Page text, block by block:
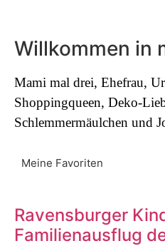
Willkommen in
Mami mal drei, Ehefrau,
Shoppingqueen, Deko-
Schlemmermäulchen und
Meine Favoriten
Ravensburger
Familienausflug